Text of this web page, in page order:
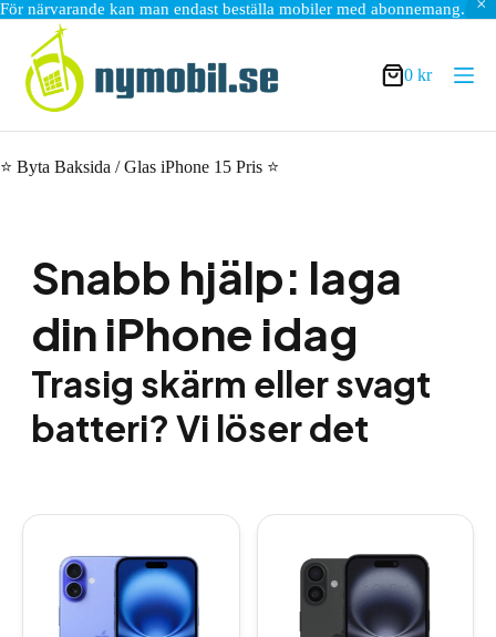
För närvarande kan man endast beställa mobiler med abonnemang.
innehåll
Varukorg
0 kr
⭐ Byta Baksida / Glas iPhone 15 Pris ⭐
Snabb hjälp: laga
din iPhone idag
Trasig skärm eller svagt
batteri? Vi löser det